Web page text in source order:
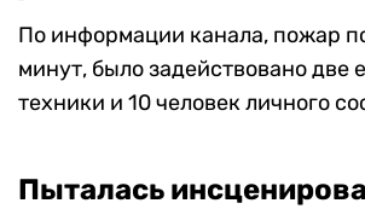
По информации канала, пожар
минут, было задействовано две
техники и 10 человек личного
Пыталась